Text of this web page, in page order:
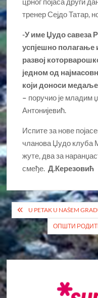
тренер Сејдо Татар,
-У име Џудо савеза
успјешно полагање
развој
једном од
који доноси
– поручио је младим
Антонијевић.
Испите за нове
чланова Џудо клуба
жуте, два за
смеђе.Д.Керезовић
Кретање
чланка
U PETAK U NAŠEM
ОПШТИ